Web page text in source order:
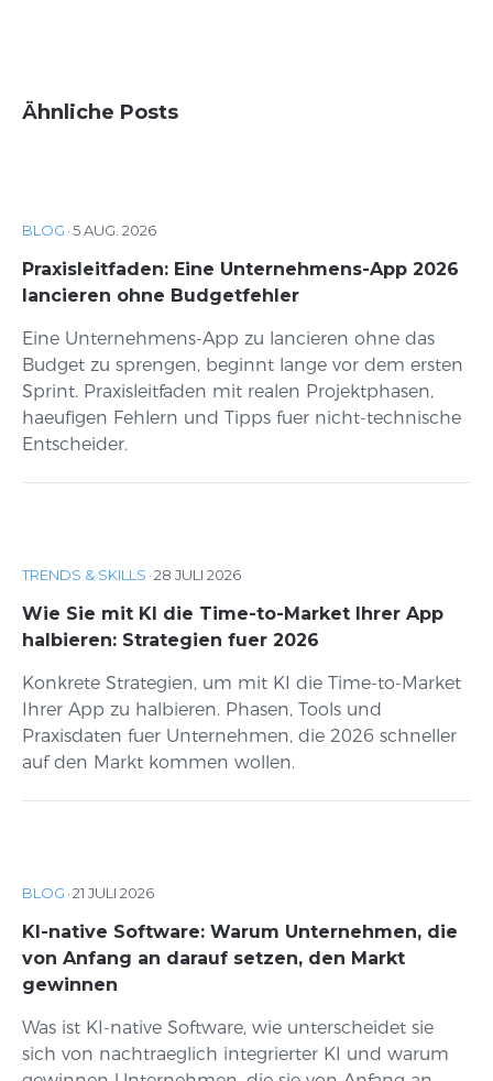
Ähnliche Posts
BLOG ·5 AUG. 2026
Praxisleitfaden: Eine Unternehmens-App 2026
lancieren ohne Budgetfehler
Eine Unternehmens-App zu lancieren ohne das
Budget zu sprengen, beginnt lange vor dem ersten
Sprint. Praxisleitfaden mit realen Projektphasen,
haeufigen Fehlern und Tipps fuer nicht-technische
Entscheider.
TRENDS & SKILLS ·28 JULI 2026
Wie Sie mit KI die Time-to-Market Ihrer App
halbieren: Strategien fuer 2026
Konkrete Strategien, um mit KI die Time-to-Market
Ihrer App zu halbieren. Phasen, Tools und
Praxisdaten fuer Unternehmen, die 2026 schneller
auf den Markt kommen wollen.
BLOG ·21 JULI 2026
KI-native Software: Warum Unternehmen, die
von Anfang an darauf setzen, den Markt
gewinnen
Was ist KI-native Software, wie unterscheidet sie
sich von nachtraeglich integrierter KI und warum